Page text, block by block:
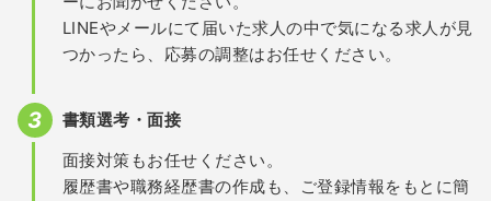
LINEやメールにて届いた求人の中で気になる求人が見
つかったら、応募の調整はお任せください。
書類選考・面接
面接対策もお任せください。
履歴書や職務経歴書の作成も、ご登録情報をもとに簡